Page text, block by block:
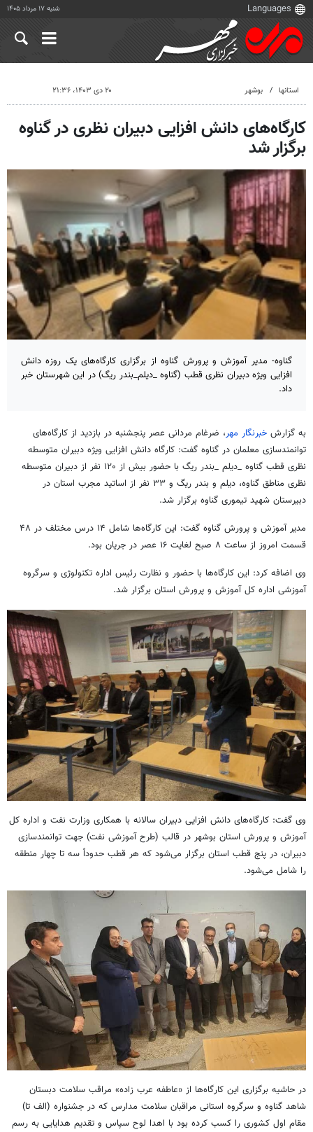
شنبه ۱۷ مرداد ۱۴۰۵
استانها بوشهر ۲۰ دی ۱۴۰۳، ۲۱:۳۶
کارگاه‌های دانش افزایی دبیران نظری در گناوه
برگزار شد
گناوه- مدیر آموزش و پرورش گناوه از برگزاری کارگاه‌های یک روزه دانش
افزایی ویژه دبیران نظری قطب (گناوه _دیلم_بندر ریگ) در این شهرستان خبر
داد.
به گزارش خبرنگار مهر، ضرغام مردانی عصر پنجشنبه در بازدید از کارگاه‌های
توانمندسازی معلمان در گناوه گفت: کارگاه دانش افزایی ویژه دبیران متوسطه
نظری قطب گناوه _دیلم _بندر ریگ با حضور بیش از ۱۲۰ نفر از دبیران متوسطه
نظری مناطق گناوه، دیلم و بندر ریگ و ۳۳ نفر از اساتید مجرب استان در
دبیرستان شهید تیموری گناوه برگزار شد.
مدیر آموزش و پرورش گناوه گفت: این کارگاه‌ها شامل ۱۴ درس مختلف در ۴۸
قسمت امروز از ساعت ۸ صبح لغایت ۱۶ عصر در جریان بود.
وی اضافه کرد: این کارگاه‌ها با حضور و نظارت رئیس اداره تکنولوژی و سرگروه
آموزشی اداره کل آموزش و پرورش استان برگزار شد.
وی گفت: کارگاه‌های دانش افزایی دبیران سالانه با همکاری وزارت نفت و اداره کل
آموزش و پرورش استان بوشهر در قالب (طرح آموزشی نفت) جهت توانمندسازی
دبیران، در پنج قطب استان برگزار می‌شود که هر قطب حدوداً سه تا چهار منطقه
را شامل می‌شود.
در حاشیه برگزاری این کارگاه‌ها از «عاطفه عرب زاده» مراقب سلامت دبستان
شاهد گناوه و سرگروه استانی مراقبان سلامت مدارس که در جشنواره (الف تا)
مقام اول کشوری را کسب کرده بود با اهدا لوح سپاس و تقدیم هدایایی به رسم